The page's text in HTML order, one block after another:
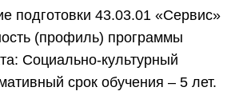
подготовки 43.03.01 «Сервис»
(профиль) программы
Социально-культурный
срок обучения – 5 лет.